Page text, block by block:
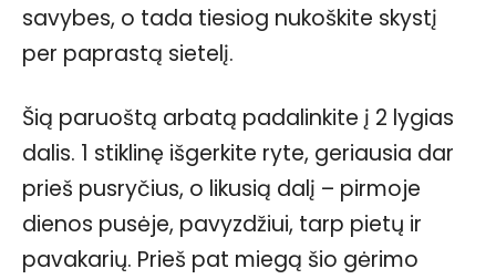
savybes, o tada tiesiog nukoškite skystį
per paprastą sietelį.
Šią paruoštą arbatą padalinkite į 2 lygias
dalis. 1 stiklinę išgerkite ryte, geriausia dar
prieš pusryčius, o likusią dalį – pirmoje
dienos pusėje, pavyzdžiui, tarp pietų ir
pavakarių. Prieš pat miegą šio gėrimo